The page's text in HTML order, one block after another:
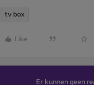
tv box
Like
Er kunnen geen